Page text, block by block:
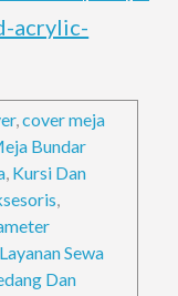
acrylic-
,cover meja
Bundar
, Kursi Dan
,
Layanan Sewa
Dan